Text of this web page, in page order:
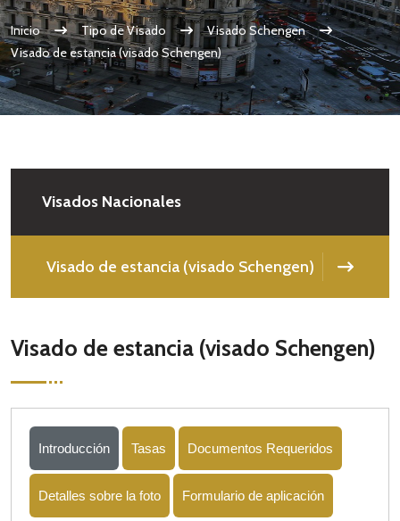
Inicio Tipo de Visado
Visado Schengen
Visado de estancia (visado Schengen)
Visados Nacionales
Visado de estancia (visado Schengen)
Visado de estancia (visado Schengen)
Introducción Tasas Documentos Requeridos
Detalles sobre la foto Formulario de aplicación